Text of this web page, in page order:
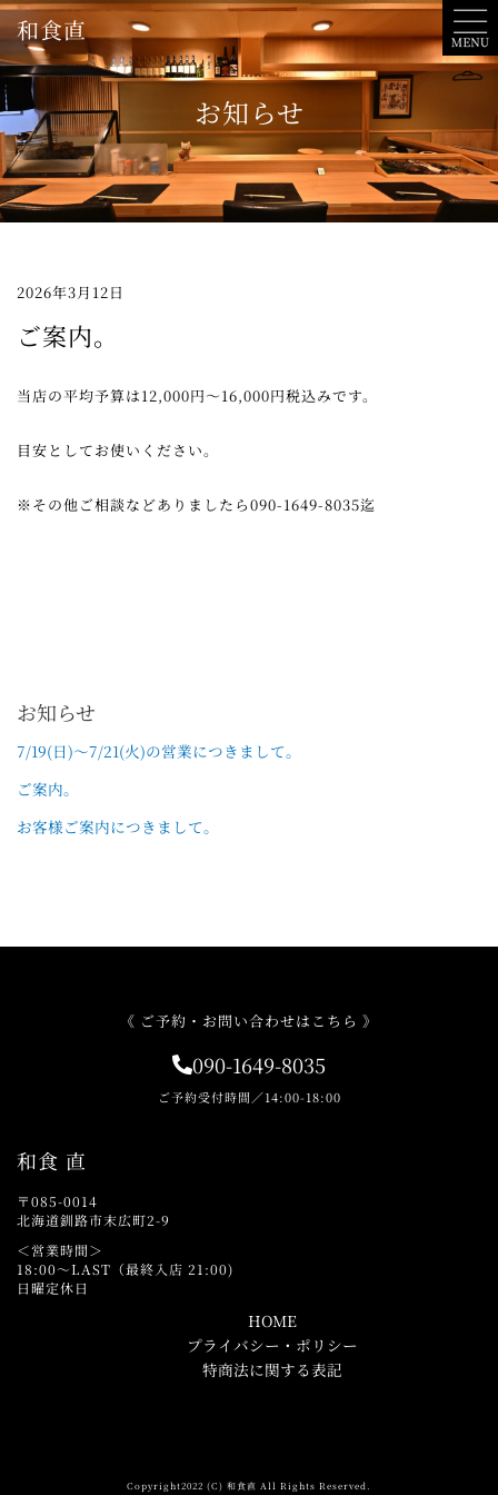
内
容
を
ス
キ
ッ
プ
和食直
お知らせ
2026年3月12日
ご案内。
当店の平均予算は12,000円〜16,000円税込みです。
目安としてお使いください。
※その他ご相談などありましたら090-1649-8035迄
お知らせ
7/19(日)〜7/21(火)の営業につきまして。
ご案内。
お客様ご案内につきまして。
和食 直
〒085-0014
北海道釧路市末広町2-9
＜営業時間＞
18:00～LAST（最終入店 21:00)
日曜定休日
《 ご予約・お問い合わせはこちら 》
090-1649-8035
ご予約受付時間／14:00-18:00
HOME
プライバシー・ポリシー
特商法に関する表記
Copyright2022 (C) 和食直 All Rights Reserved.